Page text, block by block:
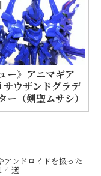
ー》アニマギア
サウザンドグラデ
ー（剣聖ムサシ）
アンドロイドを扱った
４選